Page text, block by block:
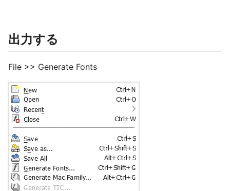
出力する
File >> Generate Fonts